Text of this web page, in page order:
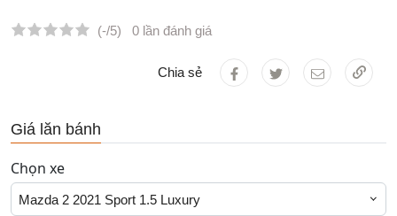
(-/5) 0 lần đánh giá
Chia sẻ
Giá lăn bánh
Chọn xe
Mazda 2 2021 Sport 1.5 Luxury